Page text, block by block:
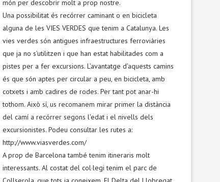
món per descobrir molt a prop nostre.
Una possibilitat és recórrer caminant o en bicicleta
alguna de les VIES VERDES que tenim a Catalunya. Les
vies verdes són antigues infraestructures ferroviàries
que ja no s’utilitzen i que han estat habilitades com a
pistes per a fer excursions. L’avantatge d’aquests camins
és que són aptes per circular a peu, en bicicleta, amb
cotxets i amb cadires de rodes. Per tant pot anar-hi
tothom. Això sí, us recomanem mirar primer la distància
del camí a recórrer segons l’edat i el nivells dels
excursionistes. Podeu consultar les rutes a:
http://www.viasverdes.com/
A prop de Barcelona també tenim itineraris molt
interessants. Al costat del col·legi tenim el parc de